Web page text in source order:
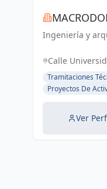
Ingeniería y
y funcional
Calle
Vizcaya,
Tramitaciones
Proyectos De
Ver